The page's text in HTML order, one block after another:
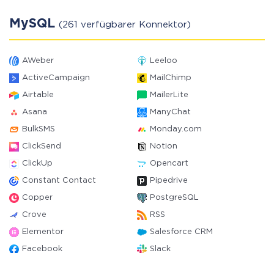
MySQL (261 verfügbarer Konnektor)
AWeber Leeloo
ActiveCampaign MailChimp
Airtable MailerLite
Asana ManyChat
BulkSMS Monday.com
ClickSend Notion
ClickUp Opencart
Constant Contact Pipedrive
Copper PostgreSQL
Crove RSS
Elementor Salesforce CRM
Facebook Slack